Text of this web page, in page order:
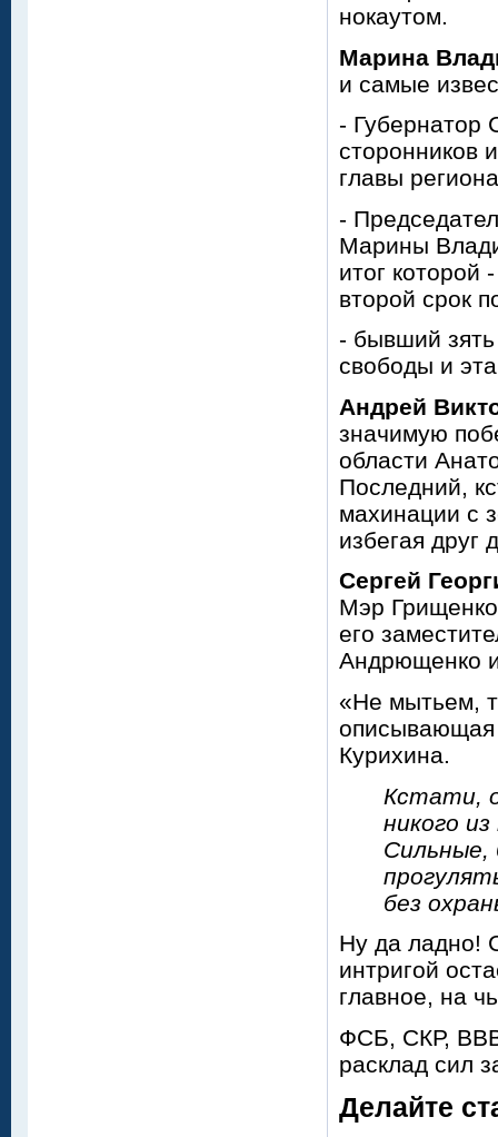
нокаутом.
Марина
и самые
- Губернатор
сторонников
главы
-
Марины
итог которой
второй срок
- бывший
свободы и
Андрей
значимую
области
Последний,
махинации с
избегая друг
Сергей
Мэр
его
Андрющенко
«Не мытьем,
описывающая
Курихина.
Кстати,
никого
Сильные,
без
Ну да ладно!
интригой
главное, на
ФСБ, СКР, ВВВ
расклад сил
Делайте